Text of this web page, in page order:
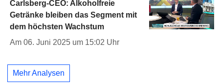
Carlsberg-CEO: Alkoholfreie
Getränke bleiben das Segment mit
dem höchsten Wachstum
Am 06. Juni 2025 um 15:02 Uhr
Mehr Analysen